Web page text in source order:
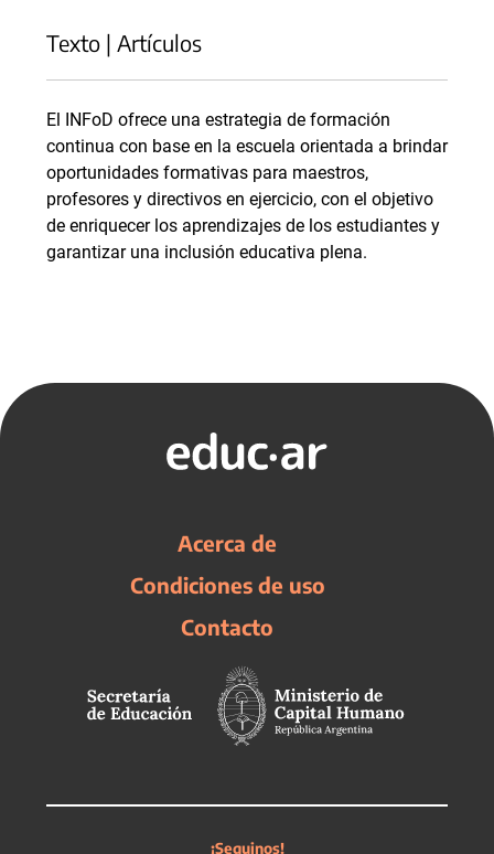
Texto | Artículos
El INFoD ofrece una estrategia de formación
continua con base en la escuela orientada a brindar
oportunidades formativas para maestros,
profesores y directivos en ejercicio, con el objetivo
de enriquecer los aprendizajes de los estudiantes y
garantizar una inclusión educativa plena.
Acerca de
Condiciones de uso
Contacto
¡Seguinos!